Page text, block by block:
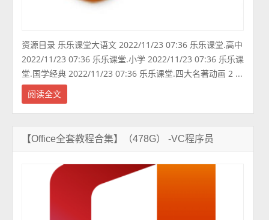
资源目录 乐乐课堂大语文 2022/11/23 07:36 乐乐课堂.高中
2022/11/23 07:36 乐乐课堂.小学 2022/11/23 07:36 乐乐课
堂.国学经典 2022/11/23 07:36 乐乐课堂.四大名著动画 2 ...
阅读全文
【Office全套教程合集】（478G） -VC程序员